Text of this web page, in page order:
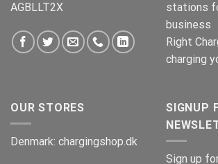
AGBLLT2X
stations
business
Right
charging
OUR STORES
Denmark: chargingshop.dk
SIGNUP
Sign up